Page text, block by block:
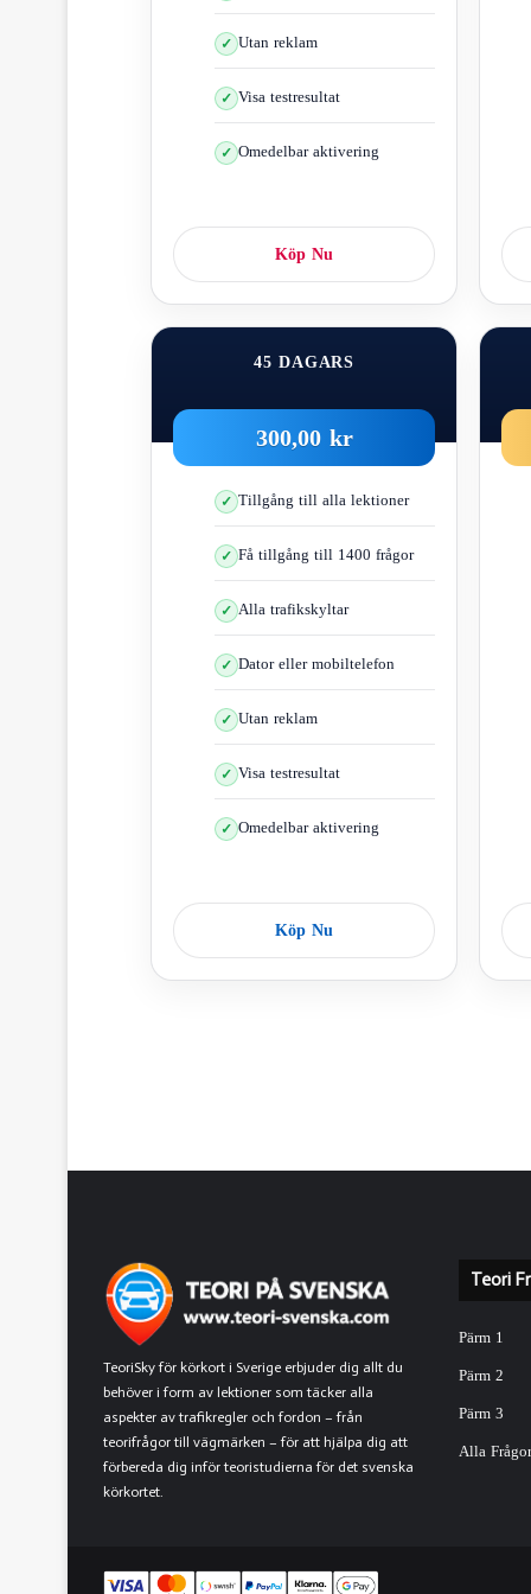
Vi
Reaktionstiden är kortare
Du
Ta bort
När du får
Om frågan är: Hur många gånger
Sedan
Utan reklam
Visa testresultat
Omedelbar aktivering
Köp Nu
45 DAGARS
300,00 kr
Tillgång till alla lektioner
Få tillgång till 1400 frågor
Alla trafikskyltar
Dator eller mobiltelefon
Utan reklam
Visa testresultat
Omedelbar aktivering
Köp Nu
TeoriSky för körkort i Sverige erbjuder dig allt du
behöver i form av lektioner som täcker alla
aspekter av trafikregler och fordon – från
teorifrågor till vägmärken – för att hjälpa dig att
förbereda dig inför teoristudierna för det svenska
körkortet.
Teori
Pärm 1
Pärm 2
Pärm 3
Alla Frågor